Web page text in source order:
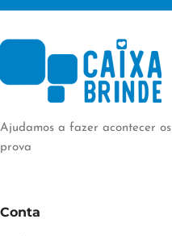
Ajudamos a fazer acontecer
prova
Conta